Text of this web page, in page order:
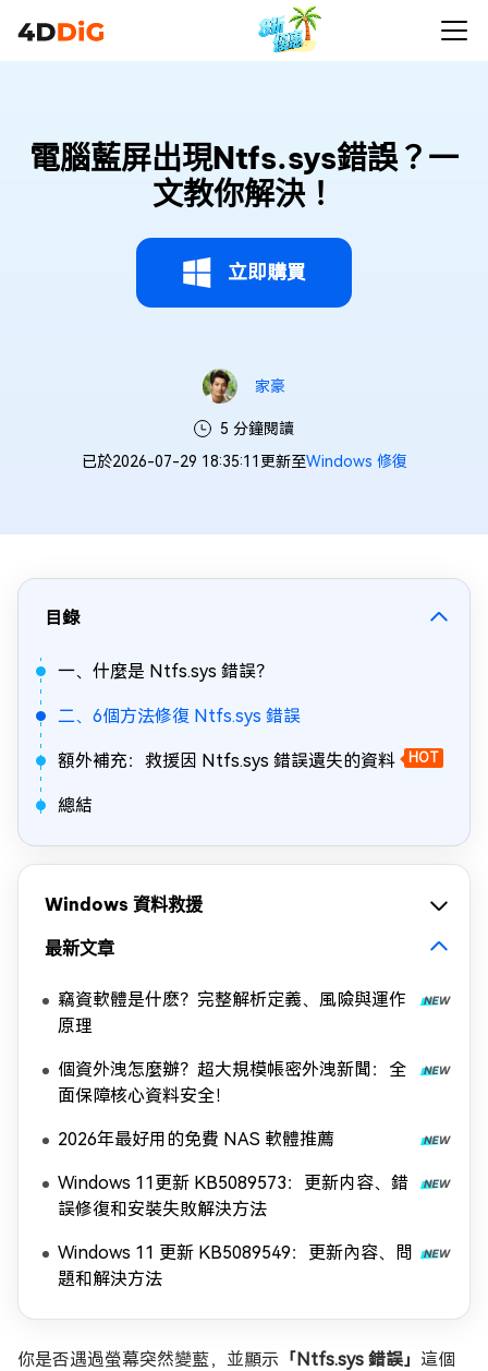
電腦藍屏出現Ntfs.sys錯誤？一
文教你解決！
立即購買
家豪
5 分鐘閱讀
已於2026-07-29 18:35:11更新至Windows 修復
目錄
一、什麼是 Ntfs.sys 錯誤？
二、6個方法修復 Ntfs.sys 錯誤
額外補充：救援因 Ntfs.sys 錯誤遺失的資料 HOT
總結
Windows 資料救援
最新文章
竊資軟體是什麽？完整解析定義、風險與運作
原理
個資外洩怎麼辦？超大規模帳密外洩新聞：全
面保障核心資料安全！
2026年最好用的免費 NAS 軟體推薦
Windows 11更新 KB5089573：更新内容、錯
誤修復和安裝失敗解決方法
Windows 11 更新 KB5089549：更新內容、問
題和解決方法
你是否遇過螢幕突然變藍，並顯示 「Ntfs.sys 錯誤」 這個